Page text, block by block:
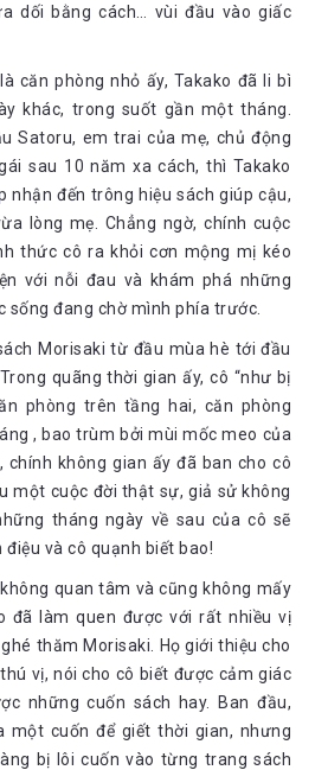
dối bằng cách… vùi đầu vào giấc
căn phòng nhỏ ấy, Takako đã li bì
khác, trong suốt gần một tháng.
Satoru, em trai của mẹ, chủ động
sau 10 năm xa cách, thì Takako
nhận đến trông hiệu sách giúp cậu,
lòng mẹ. Chẳng ngờ, chính cuộc
thức cô ra khỏi cơn mộng mị kéo
với nỗi đau và khám phá những
sống đang chờ mình phía trước.
Morisaki từ đầu mùa hè tới đầu
quãng thời gian ấy, cô “như bị
phòng trên tầng hai, căn phòng
, bao trùm bởi mùi mốc meo của
chính không gian ấy đã ban cho cô
một cuộc đời thật sự, giả sử không
tháng ngày về sau của cô sẽ
và cô quạnh biết bao!
quan tâm và cũng không mấy
đã làm quen được với rất nhiều vị
thăm Morisaki. Họ giới thiệu cho
vị, nói cho cô biết được cảm giác
những cuốn sách hay. Ban đầu,
một cuốn để giết thời gian, nhưng
bị lôi cuốn vào từng trang sách